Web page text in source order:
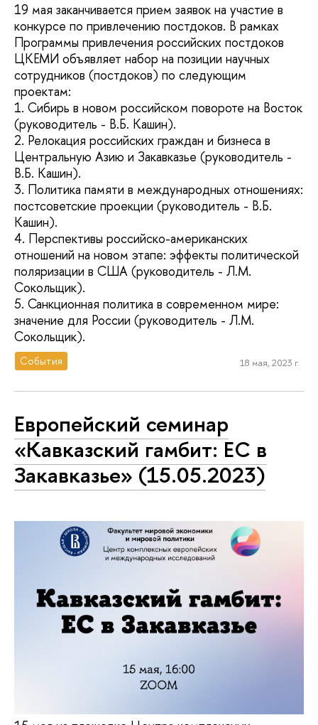
19 мая заканчивается прием заявок на участие в
конкурсе по привлечению постдоков. В рамках
Программы привлечения российских постдоков
ЦКЕМИ объявляет набор на позиции научных
сотрудников (постдоков) по следующим
проектам:
1. Сибирь в новом российском повороте на Восток
(руководитель - В.Б. Кашин).
2. Релокация российских граждан и бизнеса в
Центральную Азию и Закавказье (руководитель -
В.Б. Кашин).
3. Политика памяти в международных отношениях:
постсоветские проекции (руководитель - В.Б.
Кашин).
4. Перспективы российско-американских
отношений на новом этапе: эффекты политической
поляризации в США (руководитель - Л.М.
Сокольщик).
5. Санкционная политика в современном мире:
значение для России (руководитель - Л.М.
Сокольщик).
События 18 мая, 2023 г.
Европейский семинар
«Кавказский гамбит: ЕС в
Закавказье» (15.05.2023)